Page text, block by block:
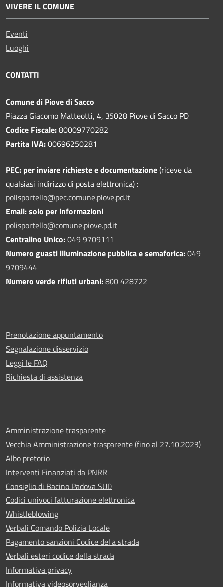
VIVERE IL COMUNE
Eventi
Luoghi
CONTATTI
Comune di Piove di Sacco
Piazza Giacomo Matteotti, 4, 35028 Piove di Sacco PD
Codice Fiscale:80009770282
Partita IVA:00696250281
PEC: per inviare richieste e documentazione(riceve da
qualsiasi indirizzo di posta elettronica) :
polisportello@pec.comune.piove.pd.it
Email: solo per informazioni
polisportello@comune.piove.pd.it
Centralino Unico:049 9709111
Numero guasti illuminazione pubblica e semaforica:049
9709444
Numero verde rifiuti urbani:800 428722
Prenotazione appuntamento
Segnalazione disservizio
Leggi le FAQ
Richiesta di assistenza
Amministrazione trasparente
Vecchia Amministrazione trasparente (fino al 27.10.2023)
Albo pretorio
Interventi Finanziati da PNRR
Consiglio di Bacino Padova SUD
Codici univoci fatturazione elettronica
Whistleblowing
Verbali Comando Polizia Locale
Pagamento sanzioni Codice della strada
Verbali esteri codice della strada
Informativa privacy
Informativa videosorveglianza